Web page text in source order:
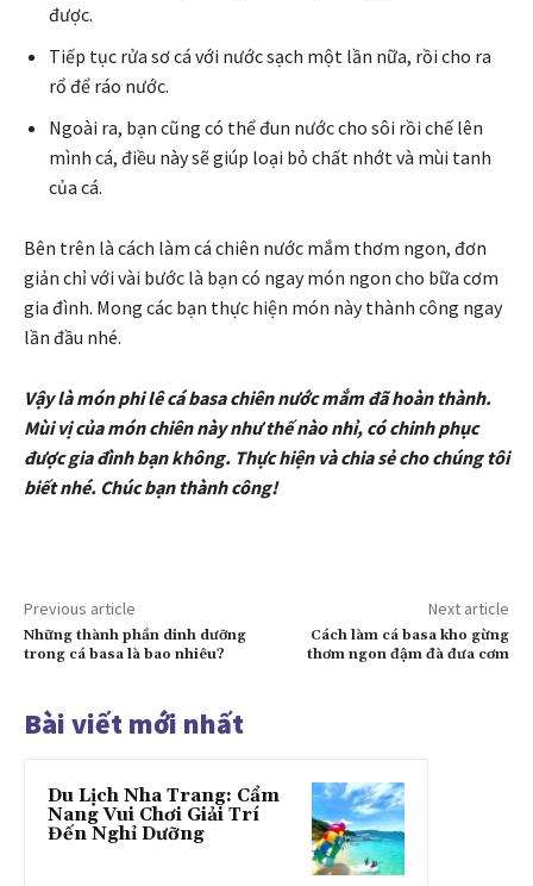
được.
Tiếp tục rửa sơ cá với nước sạch một lần nữa, rồi cho ra
rổ để ráo nước.
Ngoài ra, bạn cũng có thể đun nước cho sôi rồi chế lên
mình cá, điều này sẽ giúp loại bỏ chất nhớt và mùi tanh
của cá.
Bên trên là cách làm cá chiên nước mắm thơm ngon, đơn
giản chỉ với vài bước là bạn có ngay món ngon cho bữa cơm
gia đình. Mong các bạn thực hiện món này thành công ngay
lần đầu nhé.
Vậy là món phi lê cá basa chiên nước mắm đã hoàn thành.
Mùi vị của món chiên này như thế nào nhỉ, có chinh phục
được gia đình bạn không. Thực hiện và chia sẻ cho chúng tôi
biết nhé. Chúc bạn thành công!
Previous article
Những thành phần dinh dưỡng
trong cá basa là bao nhiêu?
Next article
Cách làm cá basa kho gừng
thơm ngon đậm đà đưa cơm
Bài viết mới nhất
Du Lịch Nha Trang: Cẩm
Nang Vui Chơi Giải Trí
Đến Nghỉ Dưỡng